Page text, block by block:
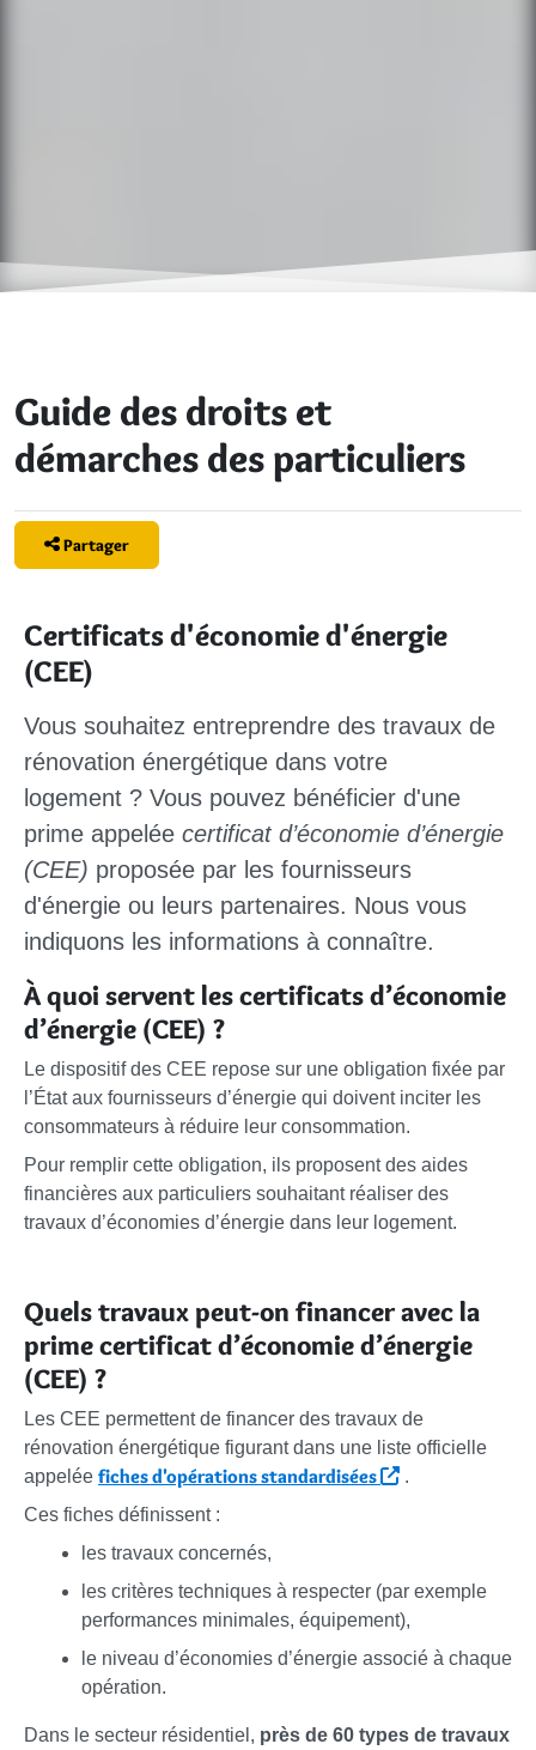
Guide des droits et
démarches des particuliers
Partager
Certificats d'économie d'énergie
(CEE)
Vous souhaitez entreprendre des travaux de
rénovation énergétique dans votre
logement ? Vous pouvez bénéficier d'une
prime appelée certificat d’économie d’énergie
(CEE) proposée par les fournisseurs
d'énergie ou leurs partenaires. Nous vous
indiquons les informations à connaître.
À quoi servent les certificats d’économie
d’énergie (CEE) ?
Le dispositif des CEE repose sur une obligation fixée par
l’État aux fournisseurs d’énergie qui doivent inciter les
consommateurs à réduire leur consommation.
Pour remplir cette obligation, ils proposent des aides
financières aux particuliers souhaitant réaliser des
travaux d’économies d’énergie dans leur logement.
Quels travaux peut-on financer avec la
prime certificat d’économie d’énergie
(CEE) ?
Les CEE permettent de financer des travaux de
rénovation énergétique figurant dans une liste officielle
appelée fiches d'opérations standardisées
.
Ces fiches définissent :
les travaux concernés,
les critères techniques à respecter (par exemple
performances minimales, équipement),
le niveau d’économies d’énergie associé à chaque
opération.
Dans le secteur résidentiel, près de 60 types de travaux